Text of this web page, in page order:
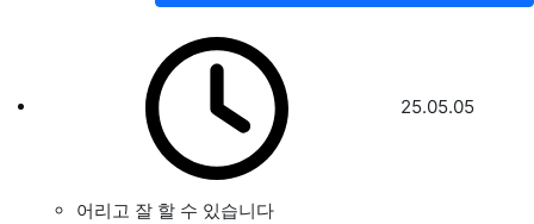
25.05.05
어리고 잘 할 수 있습니다